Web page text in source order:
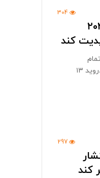
304
تا قبل ۲۰۲۳
در نظر دارد تا قبل از سال ۲۰۲۳ تمام
محصولات خود را که واجد شرایط دریافت اندروید ۱۳
297
کند